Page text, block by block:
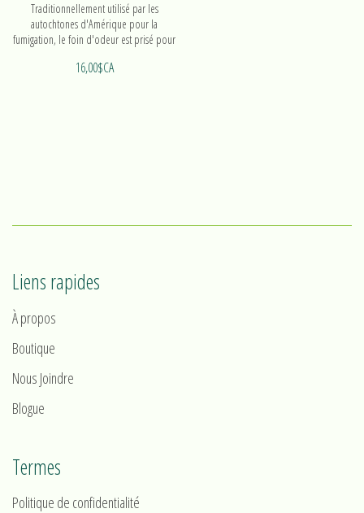
Traditionnellement utilisé par les
autochtones d'Amérique pour la
fumigation, le foin d'odeur est prisé pour
plus féminin des encens, il dégage
16,00$CA
Liens rapides
À propos
Boutique
Nous Joindre
Blogue
Termes
Politique de confidentialité